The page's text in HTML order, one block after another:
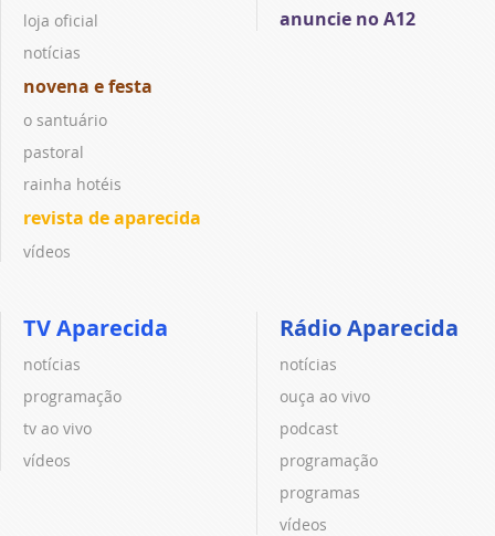
loja oficial
notícias
novena e festa
o santuário
pastoral
rainha hotéis
revista de aparecida
vídeos
anuncie no A12
TV Aparecida
notícias
programação
tv ao vivo
vídeos
Rádio Aparecida
notícias
ouça ao vivo
podcast
programação
programas
vídeos